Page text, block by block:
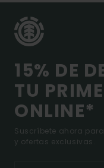
15% DE
TU
ONLINE*
Suscríbete ahora
y ofertas exclusivas.